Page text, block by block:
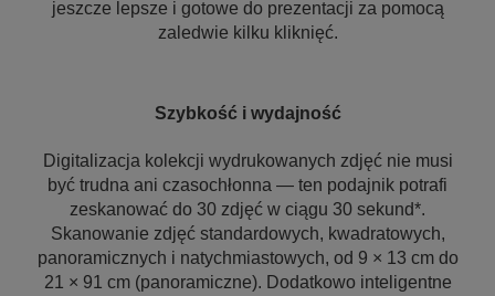
jeszcze lepsze i gotowe do prezentacji za pomocą
zaledwie kilku kliknięć.
Szybkość i wydajność
Digitalizacja kolekcji wydrukowanych zdjęć nie musi
być trudna ani czasochłonna — ten podajnik potrafi
zeskanować do 30 zdjęć w ciągu 30 sekund*.
Skanowanie zdjęć standardowych, kwadratowych,
panoramicznych i natychmiastowych, od 9 × 13 cm do
21 × 91 cm (panoramiczne). Dodatkowo inteligentne